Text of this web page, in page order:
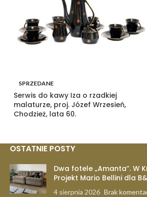
SPRZEDANE
Serwis do kawy Iza o rzadkiej
malaturze, proj. Józef Wrzesień,
Chodzież, lata 60.
OSTATNIE POSTY
Dwa fotele „Amanta”. W
Projekt Mario Bellini dla
4 sierpnia 2026 Brak